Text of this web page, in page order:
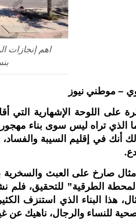
اهم إنجازات
– موطني نيوز
على اللوحة الإشهارية التي
الذي تراه ليس سوى بناء
أنك في إقليم السيبة
صارخ على العبث
الطرقية” للتحقيق،
هذا البناء الذي استنزف
للنساء والرجال، ناهيك